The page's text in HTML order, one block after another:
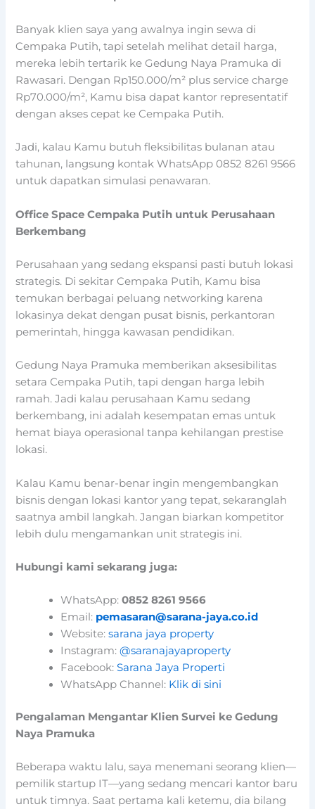
Banyak klien saya yang awalnya ingin sewa di
Cempaka Putih, tapi setelah melihat detail harga,
mereka lebih tertarik ke Gedung Naya Pramuka di
Rawasari. Dengan Rp150.000/m² plus service charge
Rp70.000/m², Kamu bisa dapat kantor representatif
dengan akses cepat ke Cempaka Putih.
Jadi, kalau Kamu butuh fleksibilitas bulanan atau
tahunan, langsung kontak WhatsApp 0852 8261 9566
untuk dapatkan simulasi penawaran.
Office Space Cempaka Putih untuk Perusahaan
Berkembang
Perusahaan yang sedang ekspansi pasti butuh lokasi
strategis. Di sekitar Cempaka Putih, Kamu bisa
temukan berbagai peluang networking karena
lokasinya dekat dengan pusat bisnis, perkantoran
pemerintah, hingga kawasan pendidikan.
Gedung Naya Pramuka memberikan aksesibilitas
setara Cempaka Putih, tapi dengan harga lebih
ramah. Jadi kalau perusahaan Kamu sedang
berkembang, ini adalah kesempatan emas untuk
hemat biaya operasional tanpa kehilangan prestise
lokasi.
Kalau Kamu benar-benar ingin mengembangkan
bisnis dengan lokasi kantor yang tepat, sekaranglah
saatnya ambil langkah. Jangan biarkan kompetitor
lebih dulu mengamankan unit strategis ini.
Hubungi kami sekarang juga:
WhatsApp:0852 8261 9566
Email: pemasaran@sarana-jaya.co.id
Website:sarana jaya property
Instagram:@saranajayaproperty
Facebook:Sarana Jaya Properti
WhatsApp Channel: Klik di sini
Pengalaman Mengantar Klien Survei ke Gedung
Naya Pramuka
Beberapa waktu lalu, saya menemani seorang klien—
pemilik startup IT—yang sedang mencari kantor baru
untuk timnya. Saat pertama kali ketemu, dia bilang